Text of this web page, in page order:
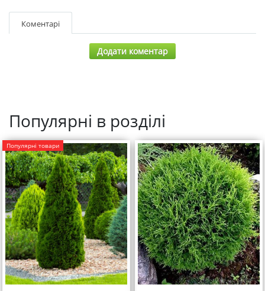
Коментарі
Додати коментар
Популярні в розділі
Популярні товари